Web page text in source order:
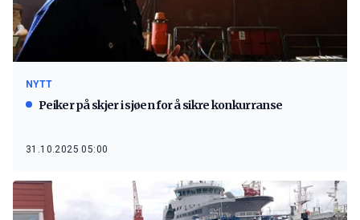
NYTT
Peiker på skjer i sjøen for å sikre konkurranse
31.10.2025 05:00